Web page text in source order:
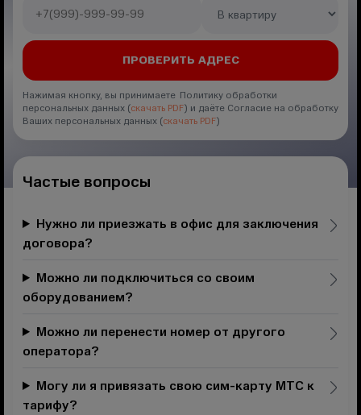
Нажимая кнопку, вы принимаете Политику обработки
персональных данных (скачать PDF) и даёте Согласие на обработку
Ваших персональных данных (скачать PDF)
Частые вопросы
Нужно ли приезжать в офис для заключения
договора?
Можно ли подключиться со своим
оборудованием?
Можно ли перенести номер от другого
оператора?
Могу ли я привязать свою сим-карту МТС к
тарифу?